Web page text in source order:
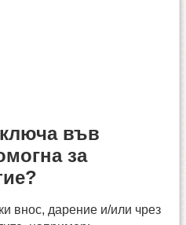
във
за
внос, дарение и/или чрез